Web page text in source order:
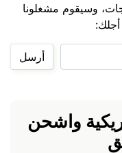
وسيقوم مشغلونا
أرسل
واشحن